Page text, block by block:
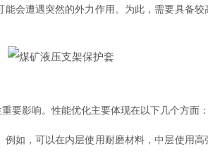
遭遇突然的外力作用。为此，需要具备
要影响。性能优化主要体现在以下几个方面
，可以在内层使用耐磨材料，中层使用